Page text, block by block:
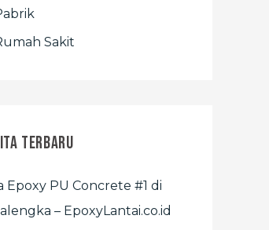
Sakit
Terbaru
Epoxy PU Concrete #1 di
– EpoxyLantai.co.id